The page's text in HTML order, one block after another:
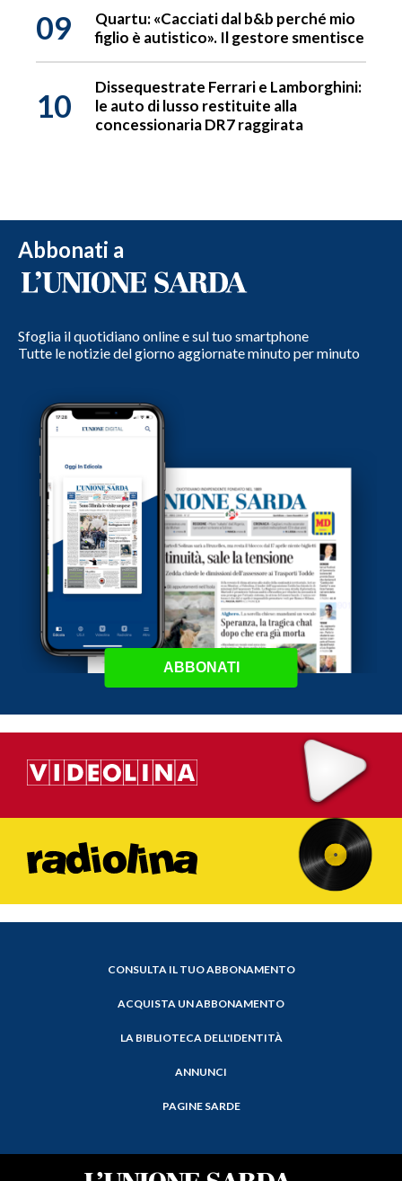
09
Quartu: «Cacciati dal b&b perché mio
figlio è autistico». Il gestore smentisce
10
Dissequestrate Ferrari e Lamborghini:
le auto di lusso restituite alla
concessionaria DR7 raggirata
Abbonati a
Sfoglia il quotidiano online e sul tuo smartphone
Tutte le notizie del giorno aggiornate minuto per minuto
ABBONATI
CONSULTA IL TUO ABBONAMENTO
ACQUISTA UN ABBONAMENTO
LA BIBLIOTECA DELL'IDENTITÀ
ANNUNCI
PAGINE SARDE